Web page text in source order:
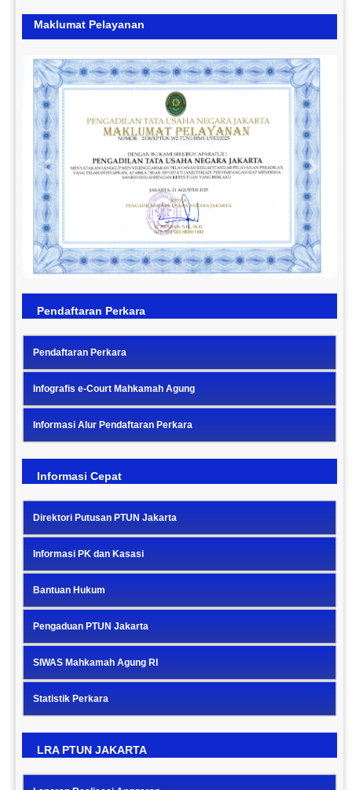
Maklumat Pelayanan
Previous Next
Pendaftaran Perkara
Pendaftaran Perkara
Infografis e-Court Mahkamah Agung
Informasi Alur Pendaftaran Perkara
Informasi Cepat
Direktori Putusan PTUN Jakarta
Informasi PK dan Kasasi
Bantuan Hukum
Pengaduan PTUN Jakarta
SIWAS Mahkamah Agung RI
Statistik Perkara
LRA PTUN JAKARTA